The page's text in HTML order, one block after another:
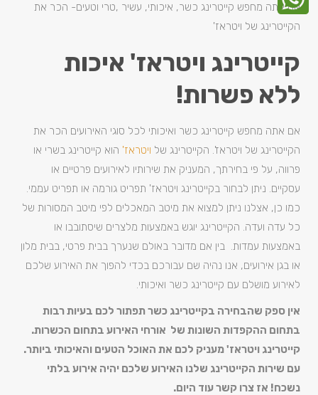
אם אתה מחפש קייטרינג כשר, איכותי, עשיר ,טרי וטעים- הכר את
הקייטרינג של ויטראז'
קייטרינג ויטראז' איכות
ללא פשרות!
אם אתה מחפש קייטרינג כשר ואיכותי לכל סוגי האירועים הכר את
הקייטרינג של ויטראז'. הקייטרינג של ויטראז' הוא קייטרינג בשרי או
פרווה, על פי בחירתך, המעניק את שירותיו לאירועים פרטיים או
עסקיים. ניתן לבחור בקייטרינג ויטראז' תפריט גורמה או תפריט עממי.
כמו כן, אצלנו ניתן למצוא את מיטב המאכלים לפי מיטב המסורות של
כל עדה ועדה. הקייטרינג יוגש באמצעות מלצרים שיסתובבו או
באמצעות עמדות. בין אם מדובר באולם שנערך בבית פרטי, בבית מלון
או בגן אירועים, אנו נהיה שם עבורכם בכדי להפוך את האירוע שלכם
לאירוע מושלם עם קייטרינג כשר ואיכותי.
אין ספק שהבחירה בקייטרינג כשר תפתור לכם בעיות רבות
בתחום ההקפדות השונות של אורחי האירוע בתחום הכשרות.
קייטרינג ויטראז' מעניק לכם את האוכל הטעים והאיכותי ביותר.
עם שירות הקייטרינג שלנו האירוע שלכם יהיה אירוע בלתי
נשכח! אז צרו קשר עוד היום.